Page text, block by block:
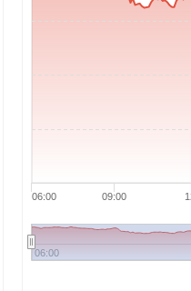
06:00 09:00
06:00